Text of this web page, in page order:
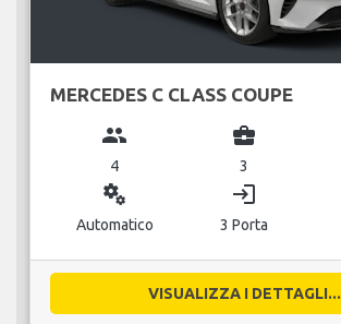
MERCEDES C CLASS COUPE
group
4
business_center
3
miscellaneous_services
Automatico
login
3 Porta
VISUALIZZA I DETTAGLI...